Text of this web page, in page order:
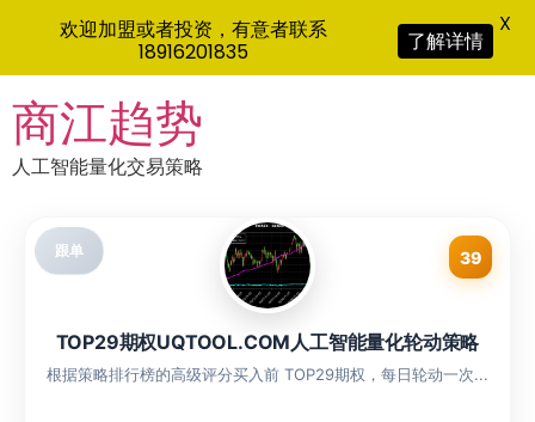
to
content
商江趋势
人工智能量化交易策略
跟单 39
TOP29期权UQTOOL.COM人工智能量化轮动策略
根据策略排行榜的高级评分买入前 TOP29期权，每日轮动一次...
欢迎加盟或者投资，有意者联系
18916201835
了解详情
X